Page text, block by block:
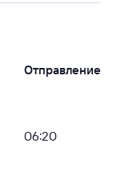
Отправление
06:20